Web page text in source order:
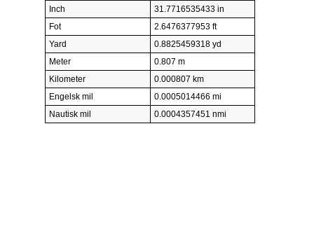
Inch
31.7716535433 in
Fot
2.6476377953 ft
Yard
0.8825459318 yd
Meter
0.807 m
Kilometer
0.000807 km
Engelsk mil
0.0005014466 mi
Nautisk mil
0.0004357451 nmi